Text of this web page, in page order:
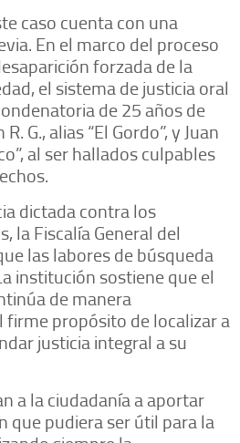
caso cuenta con una
En el marco del proceso
forzada de la
el sistema de justicia oral
de 25 años de
G., alias “El Gordo”, y Juan
al ser hallados culpables
dictada contra los
la Fiscalía General del
las labores de búsqueda
institución sostiene que el
de manera
propósito de localizar a
justicia integral a su
a la ciudadanía a aportar
que pudiera ser útil para la